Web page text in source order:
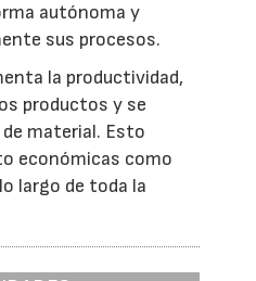
autónoma y
sus procesos.
la productividad,
productos y se
material. Esto
económicas como
largo de toda la